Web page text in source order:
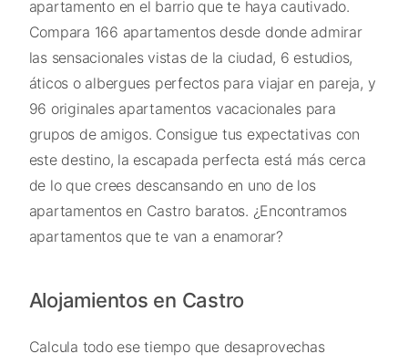
apartamento en el barrio que te haya cautivado.
Compara 166 apartamentos desde donde admirar
las sensacionales vistas de la ciudad, 6 estudios,
áticos o albergues perfectos para viajar en pareja, y
96 originales apartamentos vacacionales para
grupos de amigos. Consigue tus expectativas con
este destino, la escapada perfecta está más cerca
de lo que crees descansando en uno de los
apartamentos en Castro baratos. ¿Encontramos
apartamentos que te van a enamorar?
Alojamientos en Castro
Calcula todo ese tiempo que desaprovechas